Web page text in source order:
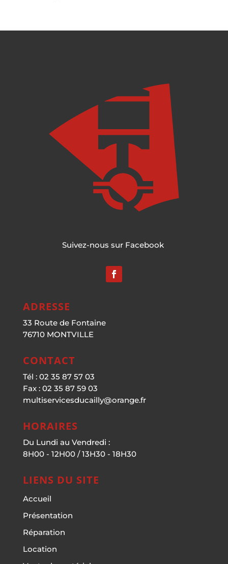
Suivez-nous sur Facebook
ADRESSE
33 Route de Fontaine
76710 MONTVILLE
CONTACT
Tél : 02 35 87 57 03
Fax : 02 35 87 59 03
multiservicesducailly@orange.fr
HORAIRES
Du Lundi au Vendredi :
8H00 - 12H00 / 13H30 - 18H30
LIENS DU SITE
Accueil
Présentation
Réparation
Location